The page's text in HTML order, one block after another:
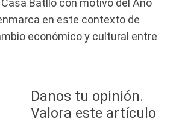
Batlló con motivo del Año
en este contexto de
económico y cultural entre
Danos tu opinión.
Valora este artículo